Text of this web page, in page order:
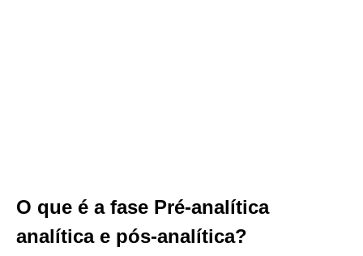
O que é a fase Pré-analítica
analítica e pós-analítica?